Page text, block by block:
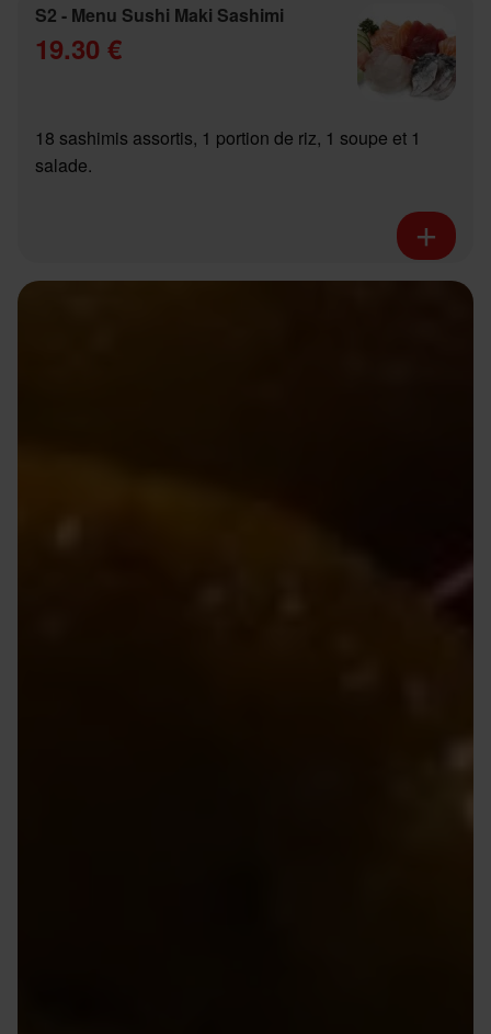
S2 - Menu Sushi Maki Sashimi
19.30 €
18 sashimis assortis, 1 portion de riz, 1 soupe et 1
salade.